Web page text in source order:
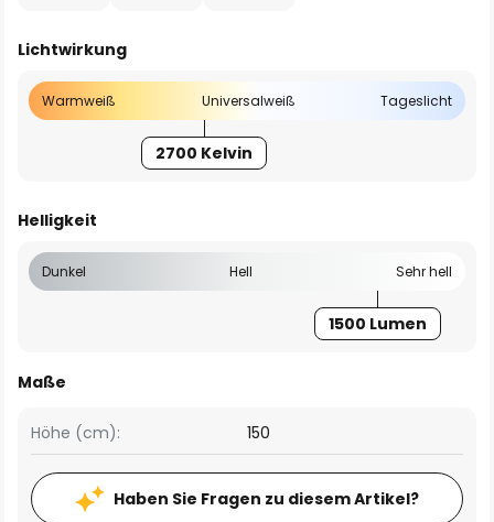
Lichtwirkung
Warmweiß Universalweiß Tageslicht
2700 Kelvin
Helligkeit
Dunkel Hell Sehr hell
1500 Lumen
Maße
Höhe (cm): 150
Haben Sie Fragen zu diesem Artikel?